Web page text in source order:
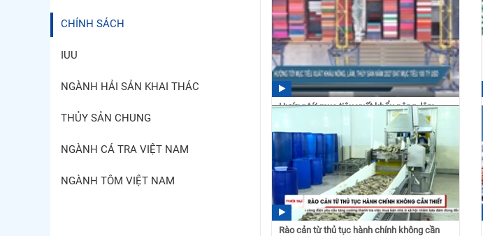
CHÍNH SÁCH
IUU
NGÀNH HẢI SẢN KHAI THÁC
THỦY SẢN CHUNG
NGÀNH CÁ TRA VIỆT NAM
NGÀNH TÔM VIỆT NAM
Hướng tới mục tiêu xuất khẩu nông, lâm,
thủy sản năm 2027...
16:20 10/07/2026
Rào cản từ thủ tục hành chính không cần